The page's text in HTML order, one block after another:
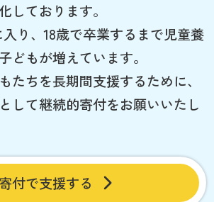
しております。
り、18歳で卒業するまで児童養
どもが増えています。
たちを長期間支援するために、
して継続的寄付をお願いいたし
寄付で支援する